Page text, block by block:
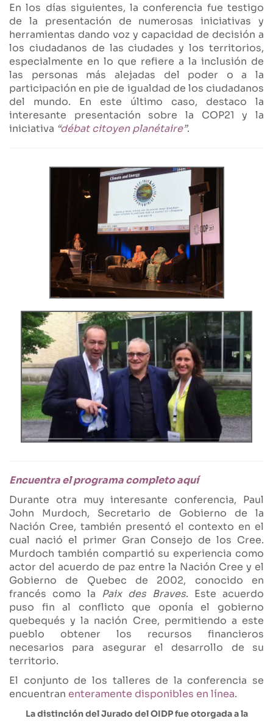
En los días siguientes, la conferencia fue testigo
de la presentación de numerosas iniciativas y
herramientas dando voz y capacidad de decisión a
los ciudadanos de las ciudades y los territorios,
especialmente en lo que refiere a la inclusión de
las personas más alejadas del poder o a la
participación en pie de igualdad de los ciudadanos
del mundo. En este último caso, destaco la
interesante presentación sobre la COP21 y la
iniciativa “débat citoyen planétaire”.
Encuentra el programa completo aquí
Durante otra muy interesante conferencia, Paul
John Murdoch, Secretario de Gobierno de la
Nación Cree, también presentó el contexto en el
cual nació el primer Gran Consejo de los Cree.
Murdoch también compartió su experiencia como
actor del acuerdo de paz entre la Nación Cree y el
Gobierno de Quebec de 2002, conocido en
francés como la Paix des Braves. Este acuerdo
puso fin al conflicto que oponía el gobierno
quebequés y la nación Cree, permitiendo a este
pueblo obtener los recursos financieros
necesarios para asegurar el desarrollo de su
territorio.
El conjunto de los talleres de la conferencia se
encuentran enteramente disponibles en línea.
La distinción del Jurado del OIDP fue otorgada a la